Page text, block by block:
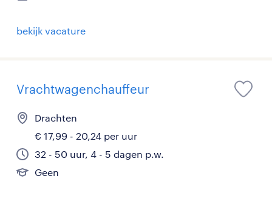
bekijk vacature
Vrachtwagenchauffeur
Drachten
€ 17,99 - 20,24 per uur
32 - 50 uur, 4 - 5 dagen p.w.
Geen